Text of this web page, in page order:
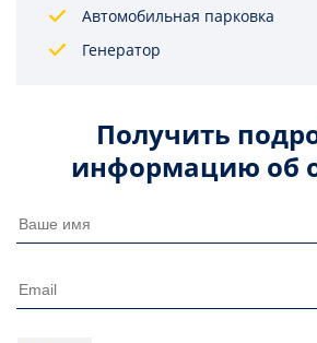
Автомобильная парковка
Генератор
Получить
информацию об